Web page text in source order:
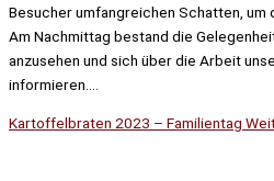
Besucher umfangreichen Schatten, um
Am Nachmittag bestand die
anzusehen und sich über die Arbeit
informieren….
Kartoffelbraten 2023 – Familientag